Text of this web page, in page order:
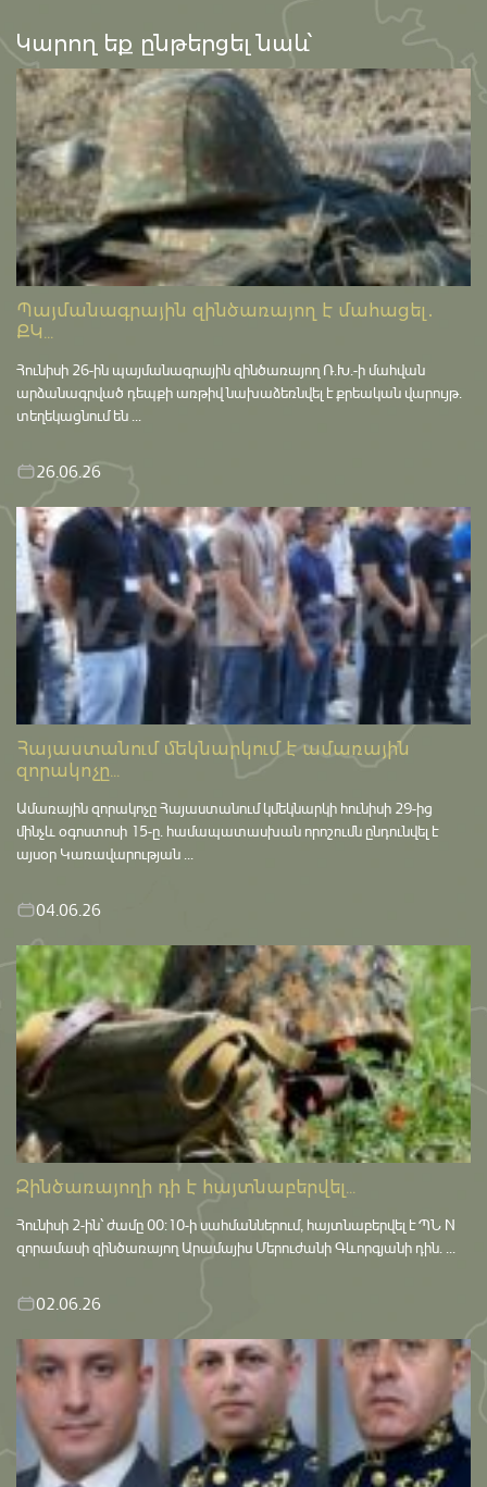
Կարող եք ընթերցել նաև՝
Պայմանագրային զինծառայող է մահացել․
ՔԿ...
Հունիսի 26-ին պայմանագրային զինծառայող Ռ.Խ.-ի մահվան
արձանագրված դեպքի առթիվ նախաձեռնվել է քրեական վարույթ․
տեղեկացնում են ...
26.06.26
Հայաստանում մեկնարկում է ամառային
զորակոչը...
Ամառային զորակոչը Հայաստանում կմեկնարկի հունիսի 29-ից
մինչև օգոստոսի 15-ը․ համապատասխան որոշումն ընդունվել է
այսօր Կառավարության ...
04.06.26
Զինծառայողի դի է հայտնաբերվել...
Հունիսի 2-ին՝ ժամը 00:10-ի սահմաններում, հայտնաբերվել է ՊՆ N
զորամասի զինծառայող Արամայիս Մերուժանի Գևորգյանի դին. ...
02.06.26